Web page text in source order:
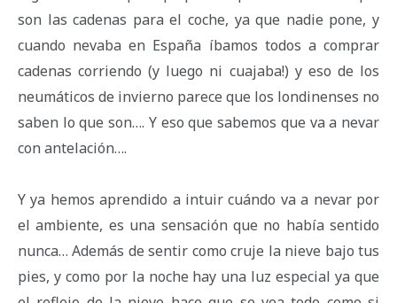
son las cadenas para el coche, ya que nadie pone, y
cuando nevaba en España íbamos todos a comprar
cadenas corriendo (y luego ni cuajaba!) y eso de los
neumáticos de invierno parece que los londinenses no
saben lo que son…. Y eso que sabemos que va a nevar
con antelación….
Y ya hemos aprendido a intuir cuándo va a nevar por
el ambiente, es una sensación que no había sentido
nunca… Además de sentir como cruje la nieve bajo tus
pies, y como por la noche hay una luz especial ya que